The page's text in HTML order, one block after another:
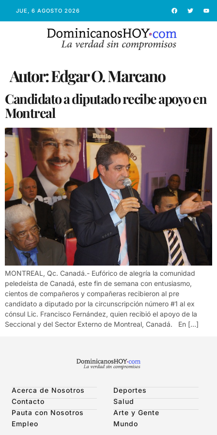
JUE, 6 AGOSTO 2026
Autor:Edgar O. Marcano
Candidato a diputado recibe apoyo en
Montreal
MONTREAL, Qc. Canadá.- Eufórico de alegría la comunidad
peledeísta de Canadá, este fin de semana con entusiasmo,
cientos de compañeros y compañeras recibieron al pre
candidato a diputado por la circunscripción número #1 al ex
cónsul Lic. Francisco Fernández, quien recibió el apoyo de la
Seccional y del Sector Externo de Montreal, Canadá. En […]
Acerca de Nosotros
Contacto
Pauta con Nosotros
Empleo
Deportes
Salud
Arte y Gente
Mundo